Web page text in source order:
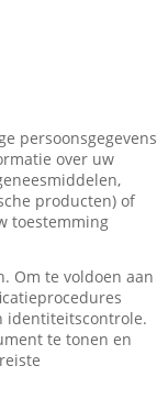
persoonsgegevens
over uw
producten) of
toestemming
Om te voldoen aan
identiteitscontrole.
te tonen en